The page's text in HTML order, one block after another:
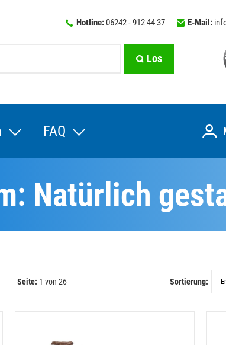
Hotline:06242 - 912 44 37 E-Mail:
Los
FAQ
Natürlich
Seite: 1 von 26